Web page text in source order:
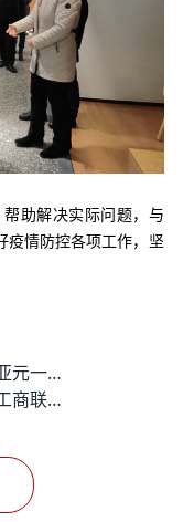
助解决实际问题，与
疫情防控各项工作，坚
上海市委宣传部副部长王亚元一行视察芳华德必运动LOFT
上海市委统战部副部长、工商联党组书记赵福禧考察长宁德必易园